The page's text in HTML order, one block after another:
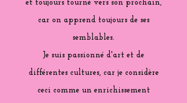
et toujours tourné vers son prochain,
car on apprend toujours de ses
semblables.
Je suis passionné d'art et de
différentes cultures, car je considère
ceci comme un enrichissement